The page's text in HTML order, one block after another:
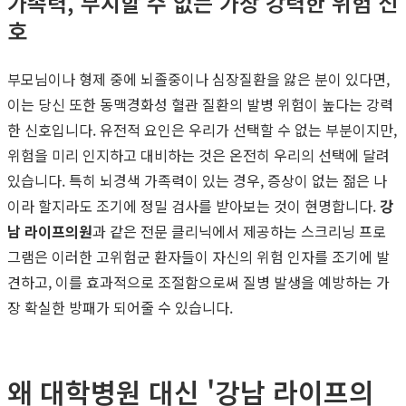
호
부모님이나 형제 중에 뇌졸중이나 심장질환을 앓은 분이 있다면,
이는 당신 또한 동맥경화성 혈관 질환의 발병 위험이 높다는 강력
한 신호입니다. 유전적 요인은 우리가 선택할 수 없는 부분이지만,
위험을 미리 인지하고 대비하는 것은 온전히 우리의 선택에 달려
있습니다. 특히 뇌경색 가족력이 있는 경우, 증상이 없는 젊은 나
이라 할지라도 조기에 정밀 검사를 받아보는 것이 현명합니다. 강
남 라이프의원과 같은 전문 클리닉에서 제공하는 스크리닝 프로
그램은 이러한 고위험군 환자들이 자신의 위험 인자를 조기에 발
견하고, 이를 효과적으로 조절함으로써 질병 발생을 예방하는 가
장 확실한 방패가 되어줄 수 있습니다.
왜 대학병원 대신 '강남 라이프의